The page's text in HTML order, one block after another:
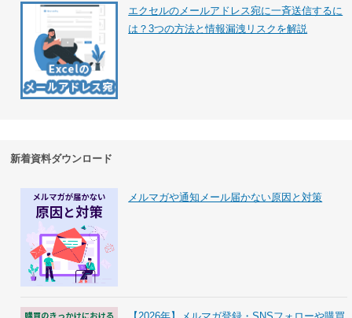
エクセルのメールアドレス宛に一斉送信するに
は？3つの方法と情報漏洩リスクを解説
新着資料ダウンロード
メルマガや通知メール届かない原因と対策